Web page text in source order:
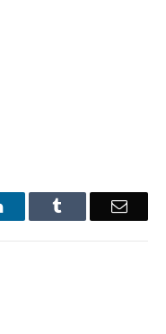
LinkedIn Email